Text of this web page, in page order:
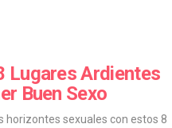
Lugares Ardientes
Buen Sexo
horizontes sexuales con estos 8